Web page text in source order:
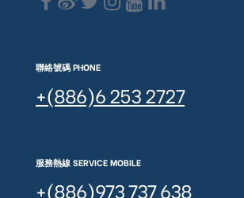
聯絡號碼 PHONE
+(886)6 253 2727
服務熱線 SERVICE MOBILE
+(886)973 737 638